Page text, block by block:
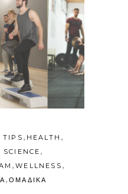
TIPS , HEALTH ,
SCIENCE ,
,WELLNESS ,
,ΟΜΑΔΙΚΑ